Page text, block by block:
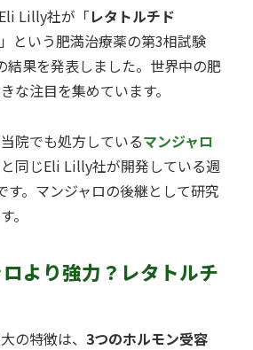
Lilly社が「レタトルチド
」という肥満治療薬の第3相試験
結果を発表しました。世界中の肥
な注目を集めています。
院でも処方しているマンジャロ
と同じEli Lilly社が開発している週
す。マンジャロの後継として研究
。
より強力？レタトルチ
の特徴は、 3つのホルモン受容